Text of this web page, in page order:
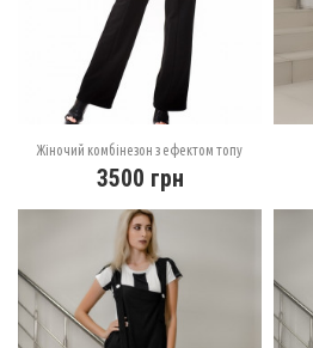
Жіночий комбінезон з ефектом топу
3500 грн